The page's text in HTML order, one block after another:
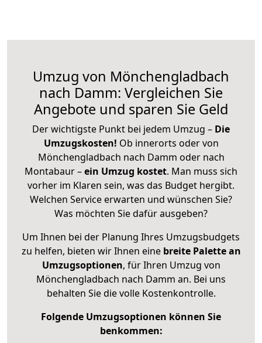
Umzug von Mönchengladbach
nach Damm: Vergleichen Sie
Angebote und sparen Sie Geld
Der wichtigste Punkt bei jedem Umzug – Die
Umzugskosten! Ob innerorts oder von
Mönchengladbach nach Damm oder nach
Montabaur –ein Umzug kostet. Man muss sich
vorher im Klaren sein, was das Budget hergibt.
Welchen Service erwarten und wünschen Sie?
Was möchten Sie dafür ausgeben?
Um Ihnen bei der Planung Ihres Umzugsbudgets
zu helfen, bieten wir Ihnen eine breite Palette an
Umzugsoptionen, für Ihren Umzug von
Mönchengladbach nach Damm an. Bei uns
behalten Sie die volle Kostenkontrolle.
Folgende Umzugsoptionen können Sie
benkommen: